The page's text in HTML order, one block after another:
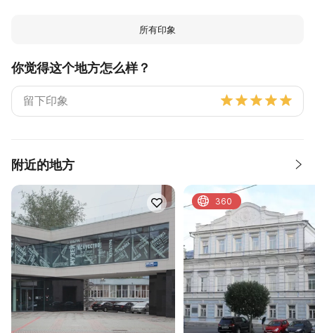
所有印象
你觉得这个地方怎么样？
附近的地方
360